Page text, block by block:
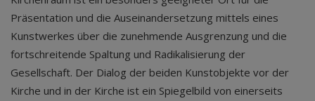
Präsentation und die Auseinandersetzung mittels eines
Kunstwerkes über die zunehmende Ausgrenzung und die
fortschreitende Spaltung und Radikalisierung der
Gesellschaft. Der Dialog der beiden Kunstobjekte vor der
Kirche und in der Kirche ist ein Spiegelbild von einerseits